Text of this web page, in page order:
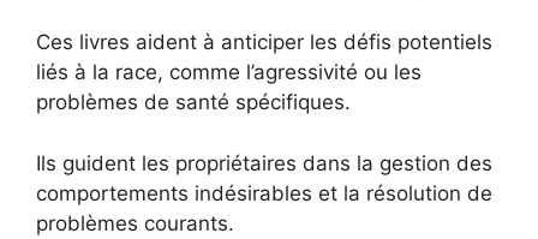
Ces livres aident à anticiper les défis potentiels
liés à la race, comme l’agressivité ou les
problèmes de santé spécifiques.
Ils guident les propriétaires dans la gestion des
comportements indésirables et la résolution de
problèmes courants.